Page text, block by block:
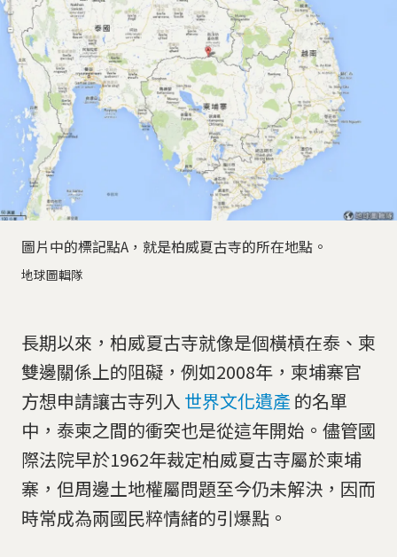
圖片中的標記點A，就是柏威夏古寺的所在地點。
地球圖輯隊
長期以來，柏威夏古寺就像是個橫槓在泰、柬
雙邊關係上的阻礙，例如2008年，柬埔寨官
方想申請讓古寺列入 世界文化遺產 的名單
中，泰柬之間的衝突也是從這年開始。儘管國
際法院早於1962年裁定柏威夏古寺屬於柬埔
寨，但周邊土地權屬問題至今仍未解決，因而
時常成為兩國民粹情緒的引爆點。